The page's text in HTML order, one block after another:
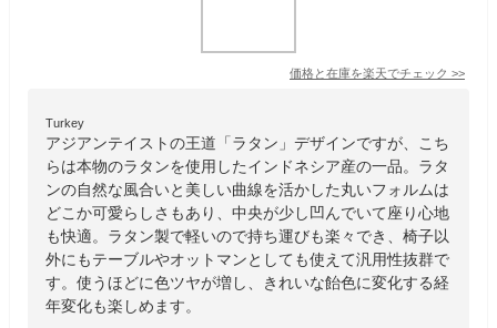
価格と在庫を楽天でチェック >>
Turkey
アジアンテイストの王道「ラタン」デザインですが、こち
らは本物のラタンを使用したインドネシア産の一品。ラタ
ンの自然な風合いと美しい曲線を活かした丸いフォルムは
どこか可愛らしさもあり、中央が少し凹んでいて座り心地
も快適。ラタン製で軽いので持ち運びも楽々でき、椅子以
外にもテーブルやオットマンとしても使えて汎用性抜群で
す。使うほどに色ツヤが増し、きれいな飴色に変化する経
年変化も楽しめます。